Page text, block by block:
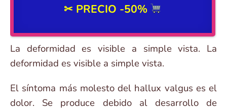
✂ PRECIO -50%
La deformidad es visible a simple vista. La
deformidad es visible a simple vista.
El síntoma más molesto del hallux valgus es el
dolor. Se produce debido al desarrollo de